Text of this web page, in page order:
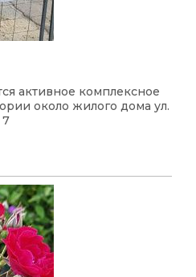
активное комплексное
около жилого дома ул.
7